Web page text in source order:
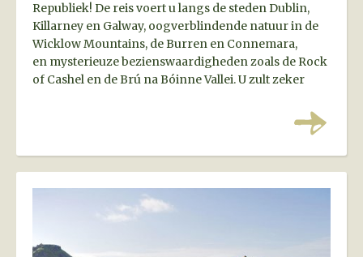
Republiek! De reis voert u langs de steden Dublin,
Killarney en Galway, oogverblindende natuur in de
Wicklow Mountains, de Burren en Connemara,
en mysterieuze bezienswaardigheden zoals de Rock
of Cashel en de Brú na Bóinne Vallei. U zult zeker